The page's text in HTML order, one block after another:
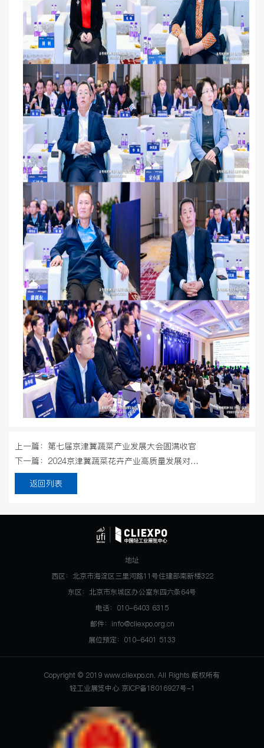
上一篇：第七届京津冀蔬菜产业发展大会圆满收官
下一篇：2024京津冀蔬菜花卉产业高质量发展对接会成功举办
返回列表
地址
西区：北京市海淀区三里河路11号住建部南新楼322
东区：北京市东城区办公室东四六条64号
电话：010-6403 6315
邮件：info@cliexpo.org.cn
展位预定：010-6401 5133
Copyright © 2019 www.cliexpo.cn. All Rights 版权所有
轻工业展览中心 京ICP备18016927号-1